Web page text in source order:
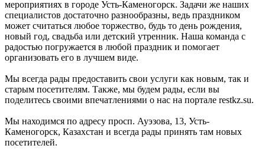
мероприятиях в городе Усть-Каменогорск. Задачи же наших
специалистов достаточно разнообразны, ведь праздником
может считаться любое торжество, будь то день рождения,
новый год, свадьба или детский утренник. Наша команда с
радостью погружается в любой праздник и помогает
организовать его в лучшем виде.
Мы всегда рады предоставить свои услуги как новым, так и
старым посетителям. Также, мы будем рады, если вы
поделитесь своими впечатлениями о нас на портале restkz.su.
Мы находимся по адресу просп. Ауэзова, 13, Усть-
Каменогорск, Казахстан и всегда рады принять там новых
посетителей.